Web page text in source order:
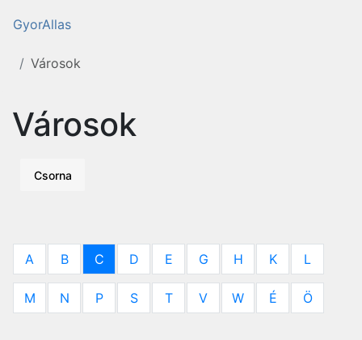
GyorAllas
Városok
Városok
Csorna
A B C D E G H K L
M N P S T V W É Ö